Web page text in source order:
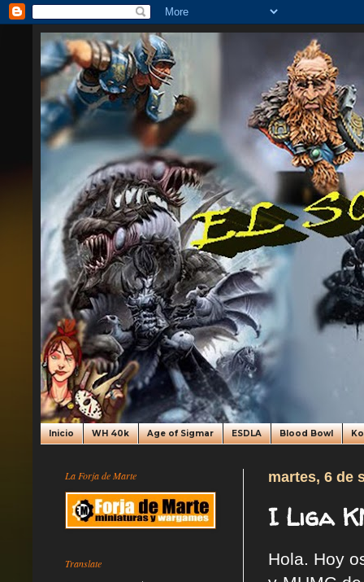
Inicio WH 40k Age of Sigmar ESDLA Blood Bowl
martes, 6 de
I Liga
Hola. Hoy
La Forja de Marte
Translate